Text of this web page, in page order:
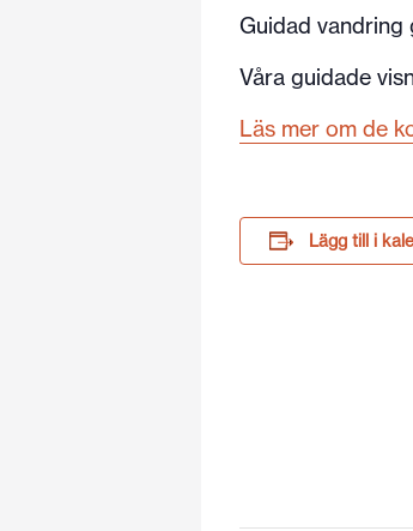
Guidad vandring
Våra guidade
Läs mer om de
Lägg till i